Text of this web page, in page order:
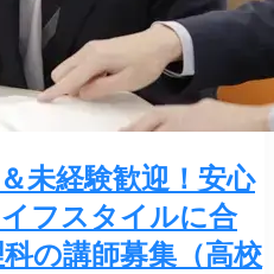
未経験歓迎！安心
フスタイルに合
の講師募集（高校